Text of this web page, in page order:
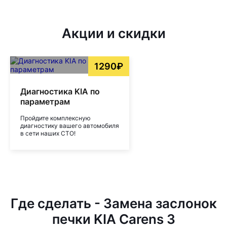
Акции и скидки
1290₽
Диагностика KIA по
параметрам
Пройдите комплексную
диагностику вашего автомобиля
в сети наших СТО!
Где сделать - Замена заслонок
печки KIA Carens 3